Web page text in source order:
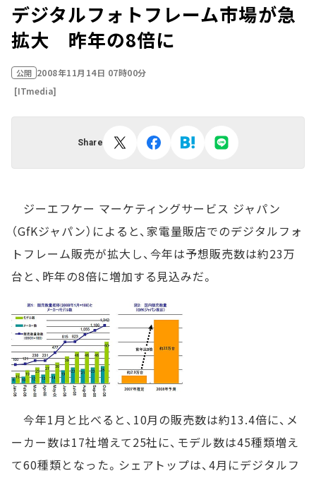
デジタルフォトフレーム市場が急
拡大 昨年の8倍に
公開 2008年11月14日 07時00分
[ITmedia]
Share
ジーエフケー マーケティングサービス ジャパン
（GfKジャパン）によると、家電量販店でのデジタルフォ
トフレーム販売が拡大し、今年は予想販売数は約23万
台と、昨年の8倍に増加する見込みだ。
今年1月と比べると、10月の販売数は約13.4倍に、メ
ーカー数は17社増えて25社に、モデル数は45種類増え
て60種類となった。シェアトップは、4月にデジタルフ